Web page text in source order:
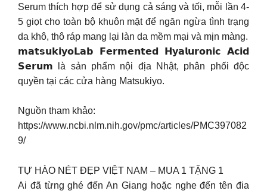
Serum thích hợp để sử dụng cả sáng và tối, mỗi lần 4-
5 giọt cho toàn bộ khuôn mặt để ngăn ngừa tình trạng
da khô, thô ráp mang lại làn da mềm mại và mịn màng.
𝗺𝗮𝘁𝘀𝘂𝗸𝗶𝘆𝗼𝗟𝗮𝗯 𝗙𝗲𝗿𝗺𝗲𝗻𝘁𝗲𝗱 𝗛𝘆𝗮𝗹𝘂𝗿𝗼𝗻𝗶𝗰 𝗔𝗰𝗶𝗱
𝗦𝗲𝗿𝘂𝗺 là sản phẩm nội địa Nhật, phân phối độc
quyền tại các cửa hàng Matsukiyo.
Nguồn tham khảo:
https://www.ncbi.nlm.nih.gov/pmc/articles/PMC397082
9/
TỰ HÀO NÉT ĐẸP VIỆT NAM – MUA 1 TẶNG 1
Ai đã từng ghé đến An Giang hoặc nghe đến tên đia